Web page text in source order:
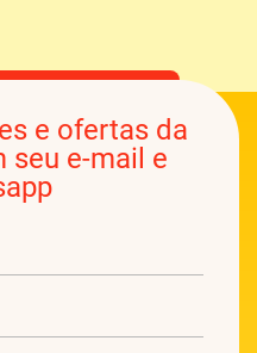
e ofertas da
seu e-mail e